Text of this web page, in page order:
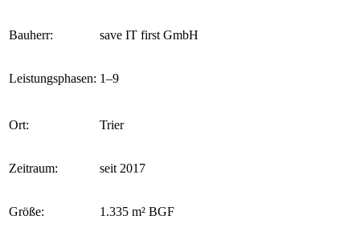
Bauherr: save IT first GmbH
Leistungsphasen: 1–9
Ort: Trier
Zeitraum: seit 2017
Größe: 1.335 m² BGF